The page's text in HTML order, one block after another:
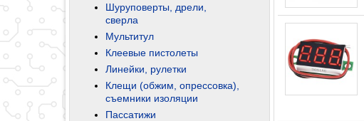
Шуруповерты, дрели,
сверла
Мультитул
Клеевые пистолеты
Линейки, рулетки
Клещи (обжим, опрессовка),
съемники изоляции
Пассатижи